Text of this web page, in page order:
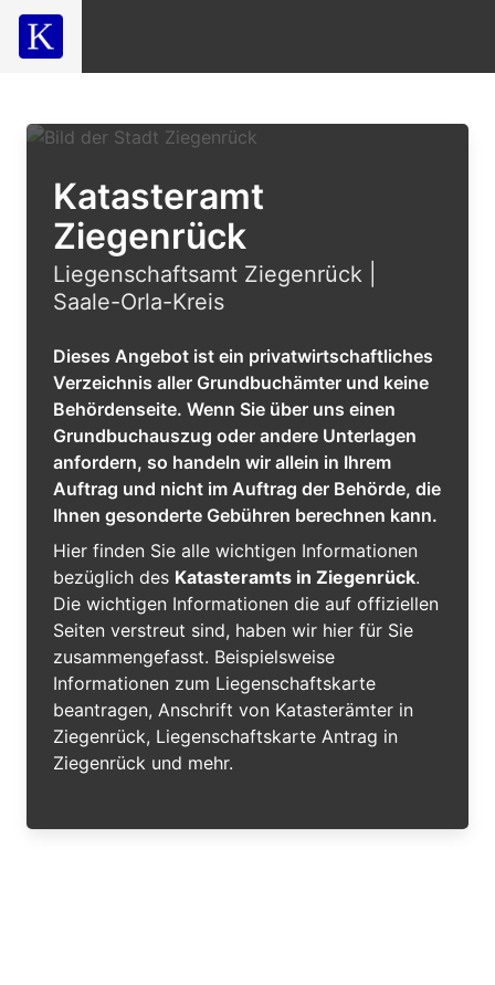
Katasteramt
Ziegenrück
Liegenschaftsamt Ziegenrück |
Saale-Orla-Kreis
Dieses Angebot ist ein privatwirtschaftliches
Verzeichnis aller Grundbuchämter und keine
Behördenseite. Wenn Sie über uns einen
Grundbuchauszug oder andere Unterlagen
anfordern, so handeln wir allein in Ihrem
Auftrag und nicht im Auftrag der Behörde, die
Ihnen gesonderte Gebühren berechnen kann.
Hier finden Sie alle wichtigen Informationen
bezüglich des Katasteramts in Ziegenrück.
Die wichtigen Informationen die auf offiziellen
Seiten verstreut sind, haben wir hier für Sie
zusammengefasst. Beispielsweise
Informationen zum Liegenschaftskarte
beantragen, Anschrift von Katasterämter in
Ziegenrück, Liegenschaftskarte Antrag in
Ziegenrück und mehr.